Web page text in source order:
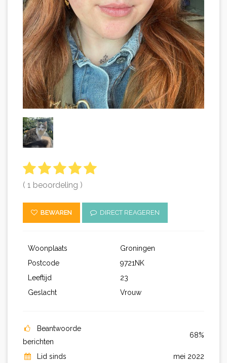
( 1 beoordeling )
BEWAREN DIRECT REAGEREN
Woonplaats
Groningen
Postcode
9721NK
Leeftijd
23
Geslacht
Vrouw
Beantwoorde
berichten
68%
Lid sinds
mei 2022